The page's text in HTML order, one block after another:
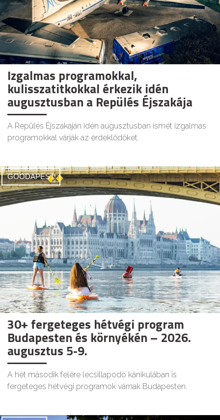
Izgalmas programokkal,
kulisszatitkokkal érkezik idén
augusztusban a Repülés Éjszakája
A Repülés Éjszakáján idén augusztusban ismét izgalmas
programokkal várják az érdeklődőket.
GOODAPEST
30+ fergeteges hétvégi program
Budapesten és környékén – 2026.
augusztus 5-9.
A hét második felére lecsillapodó kánikulában is
fergeteges hétvégi programok várnak Budapesten.